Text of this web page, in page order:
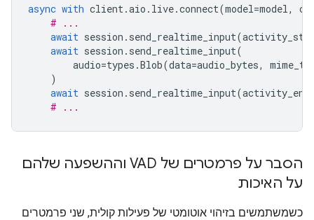
async with client.aio . live.connect(model=model,
# ...
await session . send_realtime_input(
await session . send_realtime_input(
audio=types .Blob(data=audio_bytes,
)
await session . send_realtime_input(activity_end
# ...
הסבר על פרמטרים של VAD וההשפעה שלהם
על האיכות
כשמשתמשים בזיהוי אוטומטי של פעילות קולית, שני פרמטרים